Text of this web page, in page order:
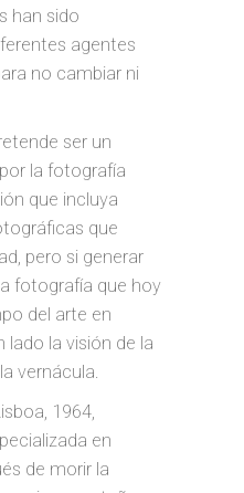
han sido
agentes
no cambiar ni
ser un
la fotografía
que incluya
que
pero si generar
fotografía que hoy
del arte en
lado la visión de la
vernácula.
1964,
en
de morir la